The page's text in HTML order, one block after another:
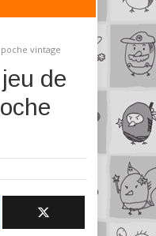
vintage
de